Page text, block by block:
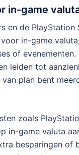
in-game
en de PlayStation
in-game
of
leiden tot
plan bent
zoals
in-game valuta
besparingen of